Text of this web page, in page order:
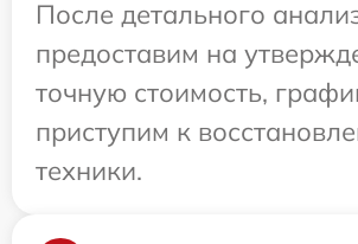
После детального
предоставим на
точную стоимость,
приступим к
техники.